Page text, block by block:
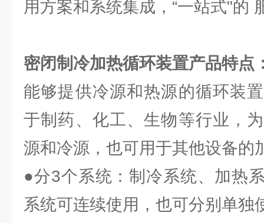
用方案和系统集成，“一站式"的
密闭制冷加热循环装置产品特点
能够提供冷源和热源的循环装
于制药、化工、生物等行业，
源和冷源，也可用于其他设备的
●分3个系统：制冷系统、加热
系统可连续使用，也可分别单独